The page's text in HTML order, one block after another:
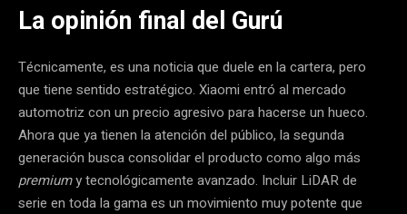
La opinión final del Gurú
Técnicamente, es una noticia que duele en la cartera, pero
que tiene sentido estratégico. Xiaomi entró al mercado
automotriz con un precio agresivo para hacerse un hueco.
Ahora que ya tienen la atención del público, la segunda
generación busca consolidar el producto como algo más
premiumy tecnológicamente avanzado. Incluir LiDAR de
serie en toda la gama es un movimiento muy potente que